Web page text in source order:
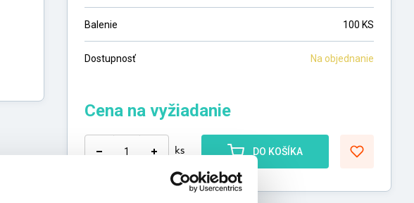
Balenie 100 KS
Dostupnosť Na objednanie
Cena na vyžiadanie
ks DO KOŠÍKA